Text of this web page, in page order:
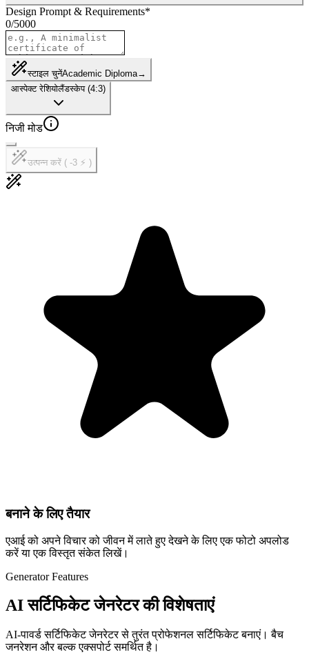
Design Prompt & Requirements*
0/5000
स्टाइल चुनेंAcademic Diploma→
आस्पेक्ट रेशियोलैंडस्केप (4:3)
निजी मोड
उत्पन्न करें ( -3 ⚡ )
बनाने के लिए तैयार
एआई को अपने विचार को जीवन में लाते हुए देखने के लिए एक फोटो अपलोड
करें या एक विस्तृत संकेत लिखें।
Generator Features
AI सर्टिफिकेट जेनरेटर की विशेषताएं
AI-पावर्ड सर्टिफिकेट जेनरेटर से तुरंत प्रोफेशनल सर्टिफिकेट बनाएं। बैच
जनरेशन और बल्क एक्सपोर्ट समर्थित है।